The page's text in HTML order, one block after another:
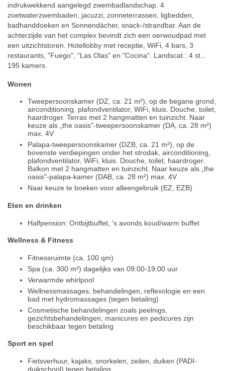
indrukwekkend aangelegd zwembadlandschap. 4
zoetwaterzwembaden, jacuzzi, zonneterrassen, ligbedden,
badhanddoeken en Sonnendächer, snack-/strandbar. Aan de
achterzijde van het complex bevindt zich een oerwoudpad met
een uitzichtstoren. Hotellobby met receptie, WiFi, 4 bars, 3
restaurants, "Fuego", "Las Olas" en "Cocina". Landscat.: 4 st.,
195 kamers.
Wonen
Tweepersoonskamer (DZ, ca. 21 m²), op de begane grond,
airconditioning, plafondventilator, WiFi, kluis. Douche, toilet,
haardroger. Terras met 2 hangmatten en tuinzicht. Naar
keuze als „the oasis"-tweepersoonskamer (DA, ca. 28 m²)
max. 4V
Palapa-tweepersoonskamer (DZB, ca. 21 m²), op de
bovenste verdiepingen onder het strodak, airconditioning,
plafondventilator, WiFi, kluis. Douche, toilet, haardroger.
Balkon met 2 hangmatten en tuinzicht. Naar keuze als „the
oasis"-palapa-kamer (DAB, ca. 28 m²) max. 4V
Naar keuze te boeken voor alleengebruik (EZ, EZB)
Eten en drinken
Halfpension: Ontbijtbuffet, 's avonds koud/warm buffet
Wellness & Fitness
Fitnessruimte (ca. 100 qm)
Spa (ca. 300 m²) dagelijks van 09:00-19:00 uur
Verwarmde whirlpool
Wellnessmassages, behandelingen, reflexologie en een
bad met hydromassages (tegen betaling)
Cosmetische behandelingen zoals peelnigs,
gezichtsbehandelingen, manicures en pedicures zijn
beschikbaar tegen betaling
Sport en spel
Fietsverhuur, kajaks, snorkelen, zeilen, duiken (PADI-
duikschool) tegen betaling